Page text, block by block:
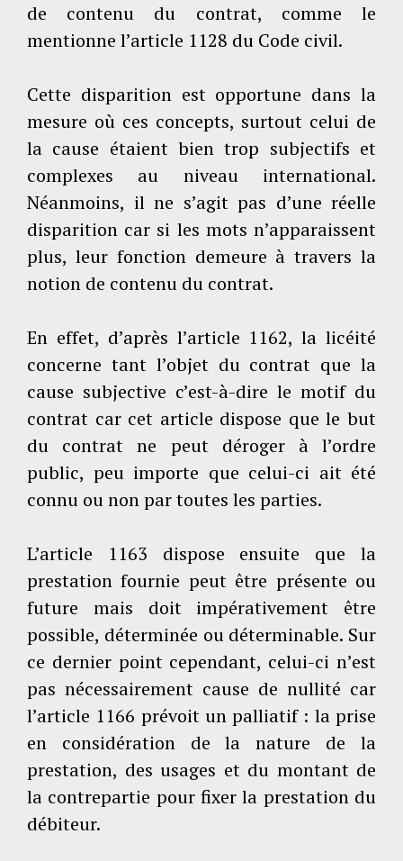
de contenu du contrat, comme le
mentionne l’article 1128 du Code civil.
Cette disparition est opportune dans la
mesure où ces concepts, surtout celui de
la cause étaient bien trop subjectifs et
complexes au niveau international.
Néanmoins, il ne s’agit pas d’une réelle
disparition car si les mots n’apparaissent
plus, leur fonction demeure à travers la
notion de contenu du contrat.
En effet, d’après l’article 1162, la licéité
concerne tant l’objet du contrat que la
cause subjective c’est-à-dire le motif du
contrat car cet article dispose que le but
du contrat ne peut déroger à l’ordre
public, peu importe que celui-ci ait été
connu ou non par toutes les parties.
L’article 1163 dispose ensuite que la
prestation fournie peut être présente ou
future mais doit impérativement être
possible, déterminée ou déterminable. Sur
ce dernier point cependant, celui-ci n’est
pas nécessairement cause de nullité car
l’article 1166 prévoit un palliatif : la prise
en considération de la nature de la
prestation, des usages et du montant de
la contrepartie pour fixer la prestation du
débiteur.